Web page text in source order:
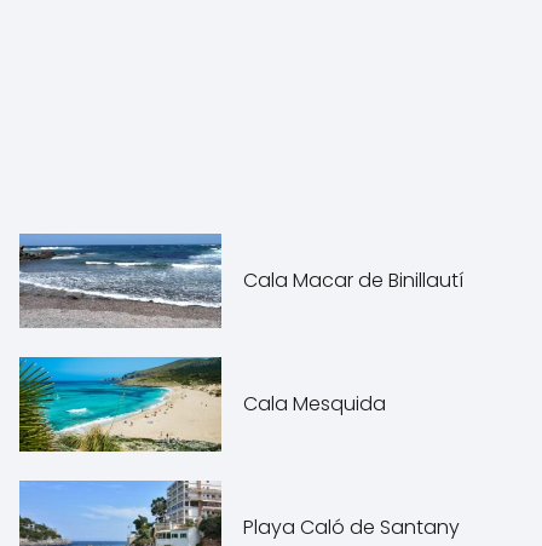
Cala Macar de Binillautí
Cala Mesquida
Playa Caló de Santany